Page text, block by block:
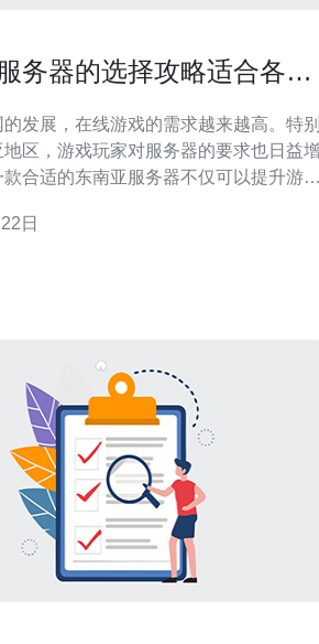
务器的选择攻略适合各类
的发展，在线游戏的需求越来越高。特别
地区，游戏玩家对服务器的要求也日益增
合适的东南亚服务器不仅可以提升游戏
服务器的选择攻略，帮助您根据不同的
日